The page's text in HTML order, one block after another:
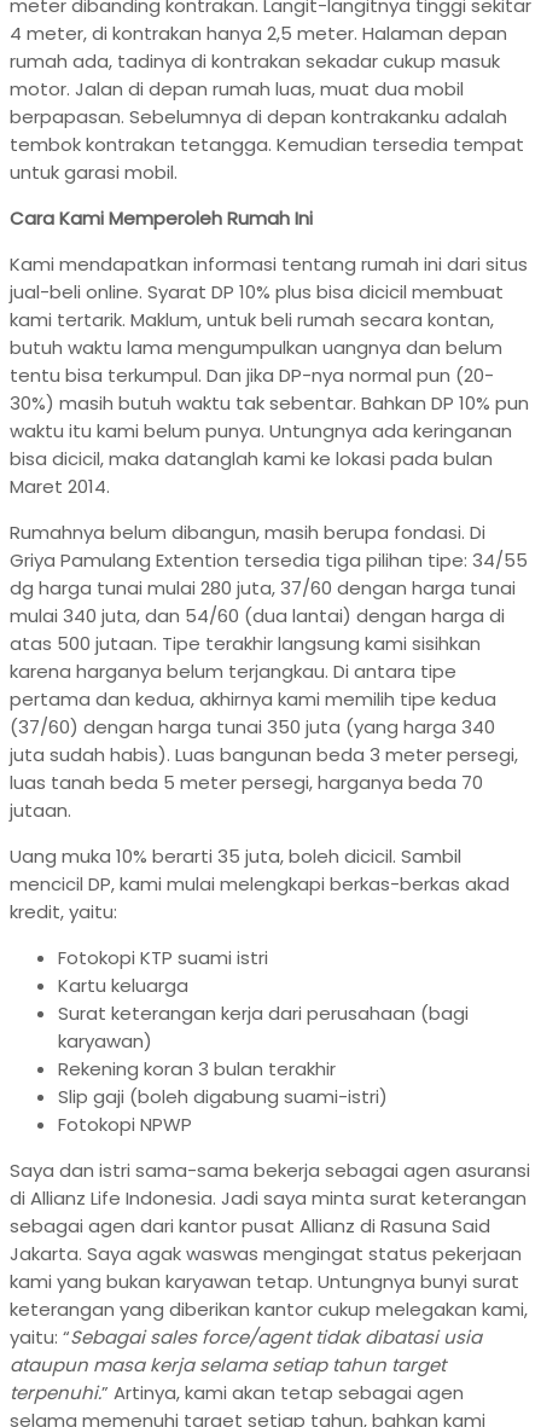
meter dibanding kontrakan. Langit-langitnya tinggi sekitar
4 meter, di kontrakan hanya 2,5 meter. Halaman depan
rumah ada, tadinya di kontrakan sekadar cukup masuk
motor. Jalan di depan rumah luas, muat dua mobil
berpapasan. Sebelumnya di depan kontrakanku adalah
tembok kontrakan tetangga. Kemudian tersedia tempat
untuk garasi mobil.
Cara Kami Memperoleh Rumah Ini
Kami mendapatkan informasi tentang rumah ini dari situs
jual-beli online. Syarat DP 10% plus bisa dicicil membuat
kami tertarik. Maklum, untuk beli rumah secara kontan,
butuh waktu lama mengumpulkan uangnya dan belum
tentu bisa terkumpul. Dan jika DP-nya normal pun (20-
30%) masih butuh waktu tak sebentar. Bahkan DP 10% pun
waktu itu kami belum punya. Untungnya ada keringanan
bisa dicicil, maka datanglah kami ke lokasi pada bulan
Maret 2014.
Rumahnya belum dibangun, masih berupa fondasi. Di
Griya Pamulang Extention tersedia tiga pilihan tipe: 34/55
dg harga tunai mulai 280 juta, 37/60 dengan harga tunai
mulai 340 juta, dan 54/60 (dua lantai) dengan harga di
atas 500 jutaan. Tipe terakhir langsung kami sisihkan
karena harganya belum terjangkau. Di antara tipe
pertama dan kedua, akhirnya kami memilih tipe kedua
(37/60) dengan harga tunai 350 juta (yang harga 340
juta sudah habis). Luas bangunan beda 3 meter persegi,
luas tanah beda 5 meter persegi, harganya beda 70
jutaan.
Uang muka 10% berarti 35 juta, boleh dicicil. Sambil
mencicil DP, kami mulai melengkapi berkas-berkas akad
kredit, yaitu:
Fotokopi KTP suami istri
Kartu keluarga
Surat keterangan kerja dari perusahaan (bagi
karyawan)
Rekening koran 3 bulan terakhir
Slip gaji (boleh digabung suami-istri)
Fotokopi NPWP
Saya dan istri sama-sama bekerja sebagai agen asuransi
di Allianz Life Indonesia. Jadi saya minta surat keterangan
sebagai agen dari kantor pusat Allianz di Rasuna Said
Jakarta. Saya agak waswas mengingat status pekerjaan
kami yang bukan karyawan tetap. Untungnya bunyi surat
keterangan yang diberikan kantor cukup melegakan kami,
yaitu: “Sebagai sales force/agent tidak dibatasi usia
ataupun masa kerja selama setiap tahun target
terpenuhi.” Artinya, kami akan tetap sebagai agen
selama memenuhi target setiap tahun, bahkan kami